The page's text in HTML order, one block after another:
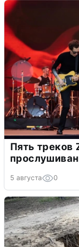
Пять треков
5 августа 0